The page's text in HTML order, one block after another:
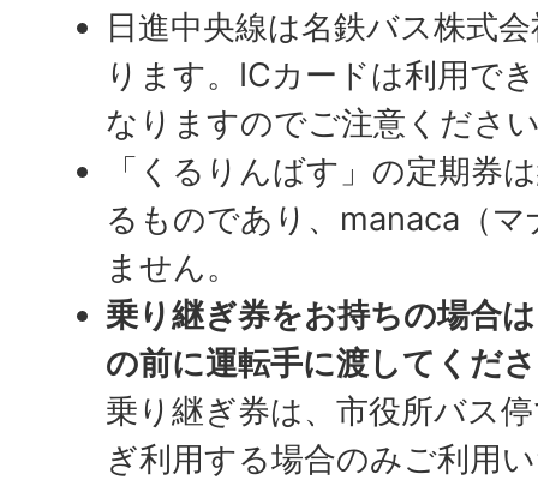
日進中央線は名鉄バス株式
ります。ICカードは利用で
なりますのでご注意くださ
「くるりんばす」の定期券
るものであり、manaca（
ません。
乗り継ぎ券をお持ちの場合
の前に運転手に渡してくだ
乗り継ぎ券は、市役所バス
ぎ利用する場合のみご利用